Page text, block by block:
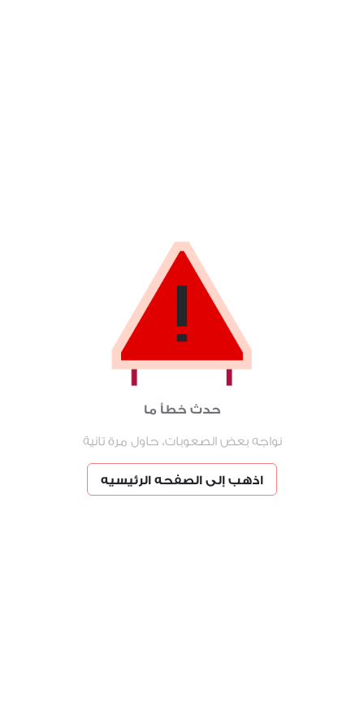
حدث خطأ ما
نواجه بعض الصعوبات، حاول مرة تانية
اذهب إلى الصفحه الرئيسيه